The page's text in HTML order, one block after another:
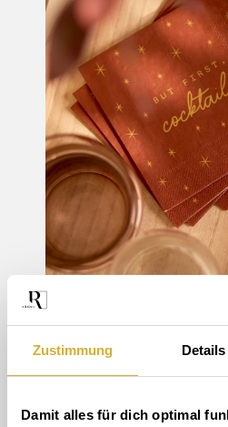
Zustimmung Details
Damit alles für dich optimal
vor dem ersten Getränk, was